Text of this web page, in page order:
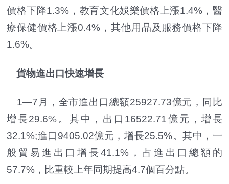
價格下降1.3%，教育文化娛樂價格上漲1.4%，醫
療保健價格上漲0.4%，其他用品及服務價格下降
1.6%。
貨物進出口快速增長
1—7月，全市進出口總額25927.73億元，同比
增長29.6%。其中，出口16522.71億元，增長
32.1%;進口9405.02億元，增長25.5%。其中，一
般貿易進出口增長41.1%，占進出口總額的
57.7%，比重較上年同期提高4.7個百分點。